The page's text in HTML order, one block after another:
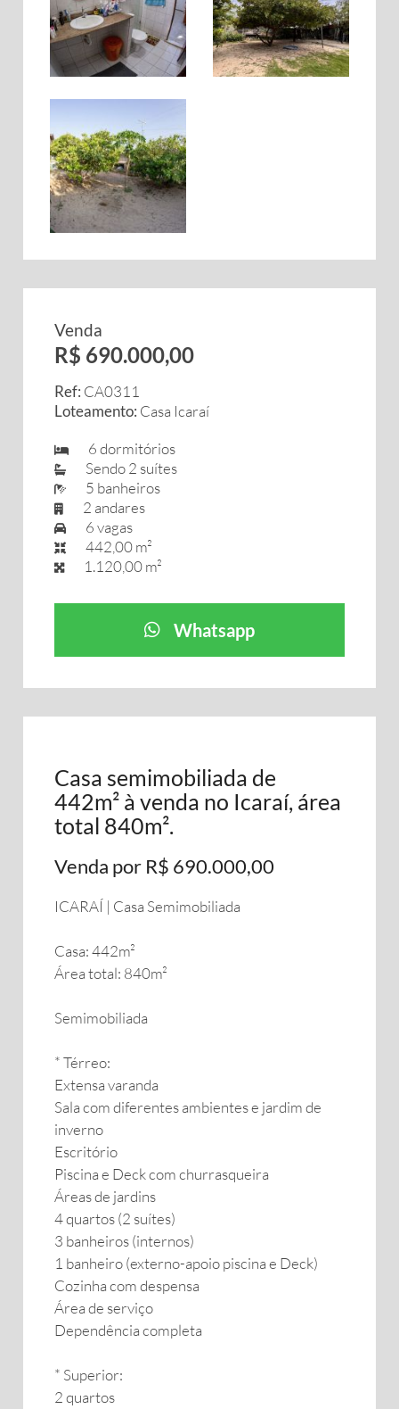
Venda
R$ 690.000,00
Ref: CA0311
Loteamento: Casa Icaraí
6 dormitórios
Sendo 2 suítes
5 banheiros
2 andares
6 vagas
442,00 m²
1.120,00 m²
Whatsapp
Casa semimobiliada de
442m² à venda no Icaraí, área
total 840m².
Venda por R$ 690.000,00
ICARAÍ | Casa Semimobiliada
Casa: 442m²
Área total: 840m²
Semimobiliada
* Térreo:
Extensa varanda
Sala com diferentes ambientes e jardim de
inverno
Escritório
Piscina e Deck com churrasqueira
Áreas de jardins
4 quartos (2 suítes)
3 banheiros (internos)
1 banheiro (externo-apoio piscina e Deck)
Cozinha com despensa
Área de serviço
Dependência completa
* Superior:
2 quartos